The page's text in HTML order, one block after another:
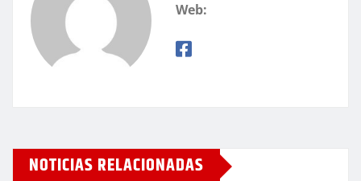
Web:
NOTICIAS RELACIONADAS